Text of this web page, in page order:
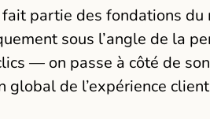
fait partie des fondations
sous l’angle de la
— on passe à côté de
global de l’expérience